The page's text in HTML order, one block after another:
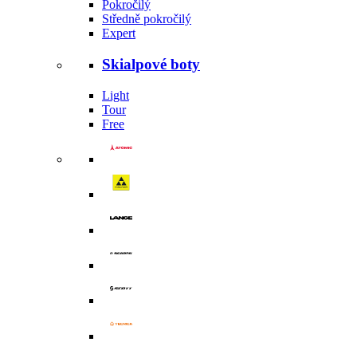
Pokročilý
Středně pokročilý
Expert
Skialpové boty
Light
Tour
Free